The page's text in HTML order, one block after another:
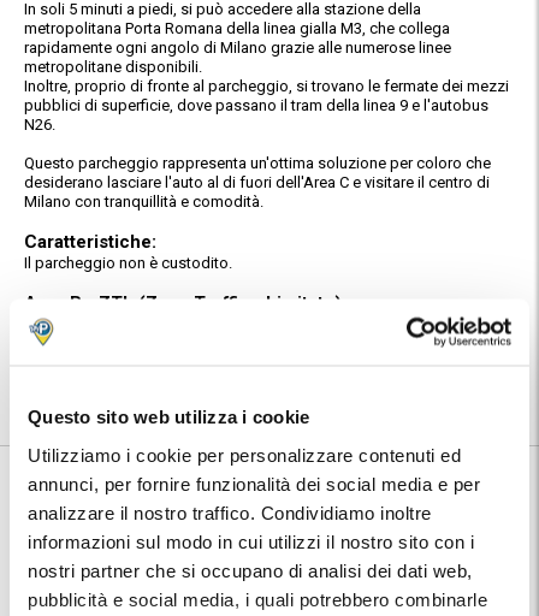
Questo sito web utilizza i cookie
Utilizziamo i cookie per personalizzare contenuti ed
annunci, per fornire funzionalità dei social media e per
analizzare il nostro traffico. Condividiamo inoltre
informazioni sul modo in cui utilizzi il nostro sito con i
nostri partner che si occupano di analisi dei dati web,
pubblicità e social media, i quali potrebbero combinarle
In soli 5 minuti a piedi, si può accedere alla stazione della
metropolitana Porta Romana della linea gialla M3, che collega
rapidamente ogni angolo di Milano grazie alle numerose linee
metropolitane disponibili.
Inoltre, proprio di fronte al parcheggio, si trovano le fermate dei mezzi
pubblici di superficie, dove passano il tram della linea 9 e l'autobus
N26.
Questo parcheggio rappresenta un'ottima soluzione per coloro che
desiderano lasciare l'auto al di fuori dell'Area C e visitare il centro di
Milano con tranquillità e comodità.
Caratteristiche:
Il parcheggio non è custodito.
Area B - ZTL (Zona Traffico Limitato):
Posizione:
Troverai indirizzo e numeri telefonici del parcheggio nella conferma
Informazioni su Cipes Sabotino
⭐ Votato dai clienti: 5.5
📍 Destinazioni servite:
| Milano